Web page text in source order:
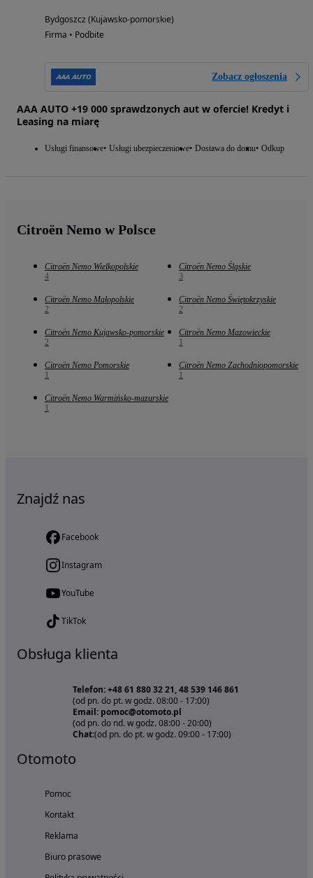
Bydgoszcz (Kujawsko-pomorskie)
Firma • Podbite
Zobacz ogłoszenia
AAA AUTO +19 000 sprawdzonych aut w ofercie! Kredyt i
Leasing na miarę
Usługi finansowe Usługi ubezpieczeniowe Dostawa do domu Odkup
Citroën Nemo w Polsce
Citroën Nemo Wielkopolskie
4
Citroën Nemo Śląskie
3
Citroën Nemo Małopolskie
2
Citroën Nemo Świętokrzyskie
2
Citroën Nemo Kujawsko-pomorskie
2
Citroën Nemo Mazowieckie
1
Citroën Nemo Pomorskie
1
Citroën Nemo Zachodniopomorskie
1
Citroën Nemo Warmińsko-mazurskie
1
Znajdź nas
Facebook
Instagram
YouTube
TikTok
Obsługa klienta
Telefon: +48 61 880 32 21, 48 539 146 861
(od pn. do pt. w godz. 08:00 - 17:00)
Email: pomoc@otomoto.pl
(od pn. do nd. w godz. 08:00 - 20:00)
Chat:(od pn. do pt. w godz. 09:00 - 17:00)
Otomoto
Pomoc
Kontakt
Reklama
Biuro prasowe